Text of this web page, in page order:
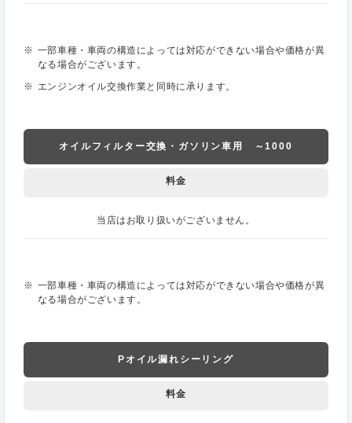
一部車種・車両の構造によっては対応ができない場合や価格が異
なる場合がございます。
エンジンオイル交換作業と同時に承ります。
オイルフィルター交換・ガソリン車用 ～1000
料金
当店はお取り扱いがございません。
一部車種・車両の構造によっては対応ができない場合や価格が異
なる場合がございます。
Pオイル漏れシーリング
料金